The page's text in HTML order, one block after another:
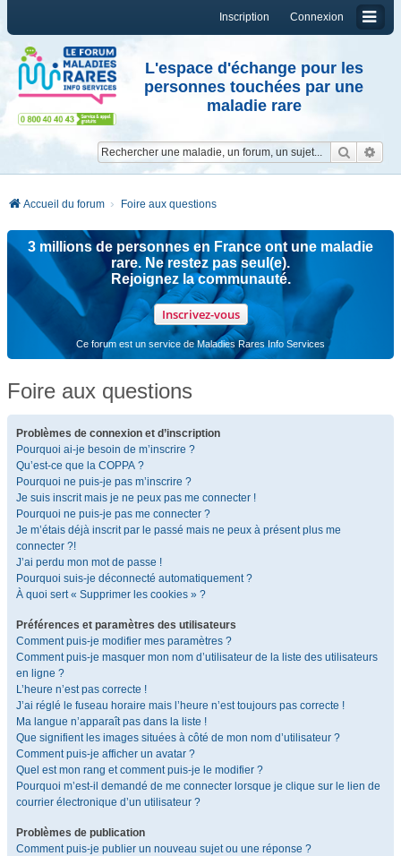
Connexion
Inscription
L'espace d'échange pour les
personnes touchées par une
maladie rare
Accueil du forum Foire aux questions
3 millions de personnes en France ont une maladie
rare. Ne restez pas seul(e).
Rejoignez la communauté.
Inscrivez-vous
Ce forum est un service de Maladies Rares Info Services
Foire aux questions
Problèmes de connexion et d’inscription
Pourquoi ai-je besoin de m’inscrire ?
Qu’est-ce que la COPPA ?
Pourquoi ne puis-je pas m’inscrire ?
Je suis inscrit mais je ne peux pas me connecter !
Pourquoi ne puis-je pas me connecter ?
Je m’étais déjà inscrit par le passé mais ne peux à présent plus me
connecter ?!
J’ai perdu mon mot de passe !
Pourquoi suis-je déconnecté automatiquement ?
À quoi sert « Supprimer les cookies » ?
Préférences et paramètres des utilisateurs
Comment puis-je modifier mes paramètres ?
Comment puis-je masquer mon nom d’utilisateur de la liste des utilisateurs
en ligne ?
L’heure n’est pas correcte !
J’ai réglé le fuseau horaire mais l’heure n’est toujours pas correcte !
Ma langue n’apparaît pas dans la liste !
Que signifient les images situées à côté de mon nom d’utilisateur ?
Comment puis-je afficher un avatar ?
Quel est mon rang et comment puis-je le modifier ?
Pourquoi m’est-il demandé de me connecter lorsque je clique sur le lien de
courrier électronique d’un utilisateur ?
Problèmes de publication
Comment puis-je publier un nouveau sujet ou une réponse ?